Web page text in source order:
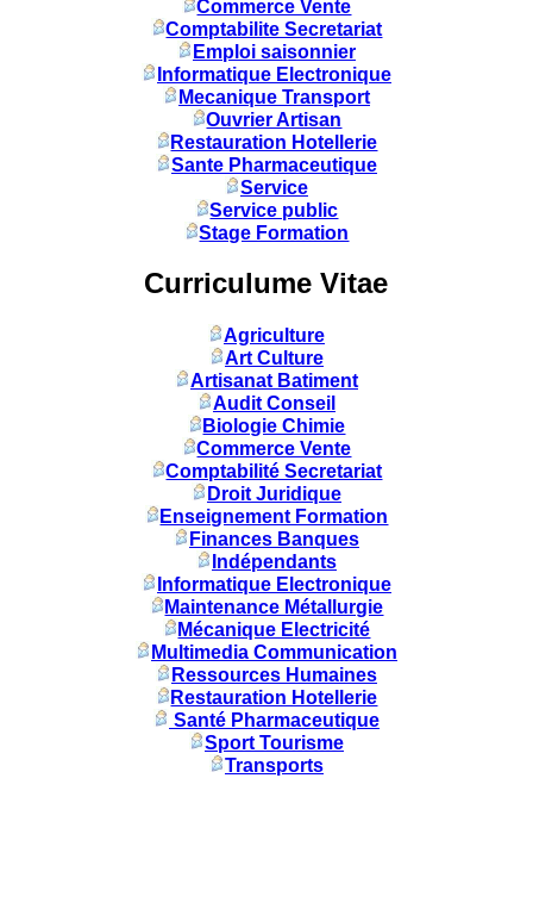
Commerce Vente
Comptabilite Secretariat
Emploi saisonnier
Informatique Electronique
Mecanique Transport
Ouvrier Artisan
Restauration Hotellerie
Sante Pharmaceutique
Service
Service public
Stage Formation
Curriculume Vitae
Agriculture
Art Culture
Artisanat Batiment
Audit Conseil
Biologie Chimie
Commerce Vente
Comptabilité Secretariat
Droit Juridique
Enseignement Formation
Finances Banques
Indépendants
Informatique Electronique
Maintenance Métallurgie
Mécanique Electricité
Multimedia Communication
Ressources Humaines
Restauration Hotellerie
Santé Pharmaceutique
Sport Tourisme
Transports